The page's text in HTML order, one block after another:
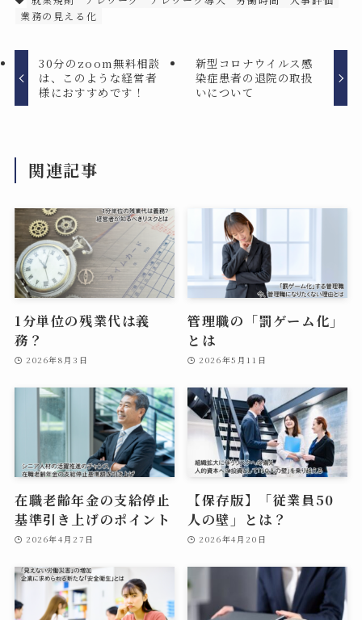
業務の見える化
30分のzoom無料相談
は、このような経営者
様におすすめです！
新型コロナウイルス感
染症患者の退院の取扱
いについて
関連記事
1分単位の残業代は義
務？
2026年8月3日
管理職の「罰ゲーム化」
とは
2026年5月11日
在職老齢年金の支給停止
基準引き上げのポイント
2026年4月27日
【保存版】「従業員50
人の壁」とは？
2026年4月20日